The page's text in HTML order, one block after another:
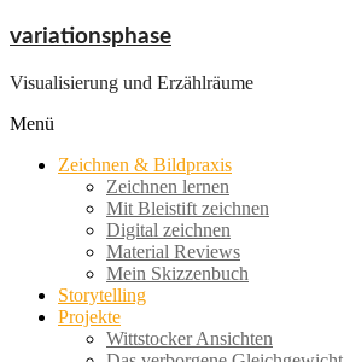
Zum
springen
variationsphase
Visualisierung und Erzählräume
Menü
Zeichnen & Bildpraxis
Zeichnen lernen
Mit Bleistift zeichnen
Digital zeichnen
Material Reviews
Mein Skizzenbuch
Storytelling
Projekte
Wittstocker Ansichten